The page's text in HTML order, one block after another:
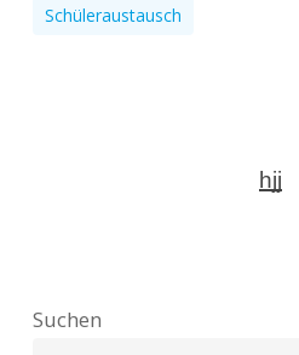
Schüleraustausch
hjj
Suchen